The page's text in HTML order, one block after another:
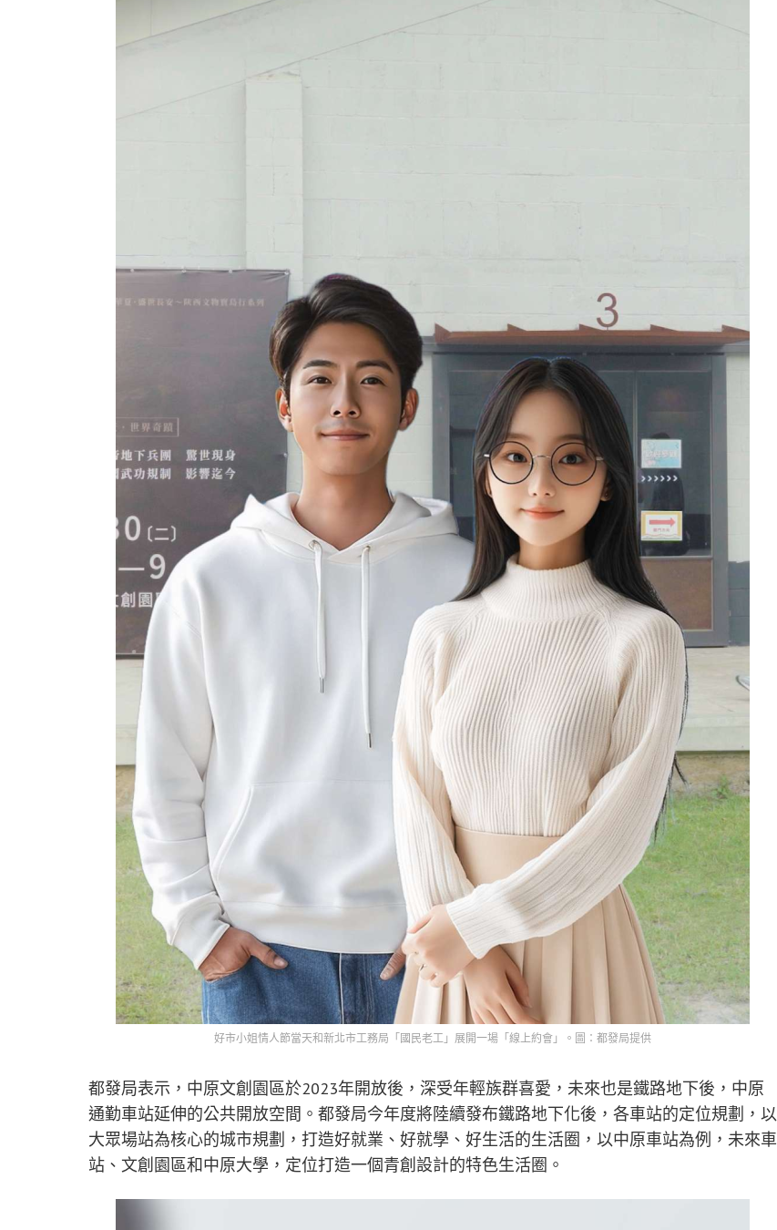
好市小姐情人節當天和新北市工務局「國民老工」展開一場「線上約會」。圖：都發局提供
都發局表示，中原文創園區於2023年開放後，深受年輕族群喜愛，未來也是鐵路地下後，中原
通勤車站延伸的公共開放空間。都發局今年度將陸續發布鐵路地下化後，各車站的定位規劃，以
大眾場站為核心的城市規劃，打造好就業、好就學、好生活的生活圈，以中原車站為例，未來車
站、文創園區和中原大學，定位打造一個青創設計的特色生活圈。